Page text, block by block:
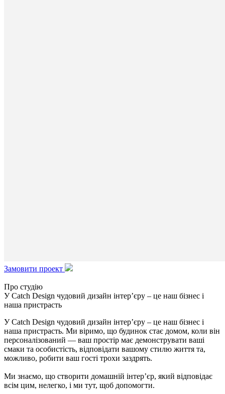
Замовити проект
Про студію
У Catch Design чудовий дизайн інтер’єру – це наш бізнес і
наша пристрасть
У Catch Design чудовий дизайн інтер’єру – це наш бізнес і
наша пристрасть. Ми віримо, що будинок стає домом, коли він
персоналізований — ваш простір має демонструвати ваші
смаки та особистість, відповідати вашому стилю життя та,
можливо, робити ваш гості трохи заздрять.
Ми знаємо, що створити домашній інтер’єр, який відповідає
всім цим, нелегко, і ми тут, щоб допомогти.